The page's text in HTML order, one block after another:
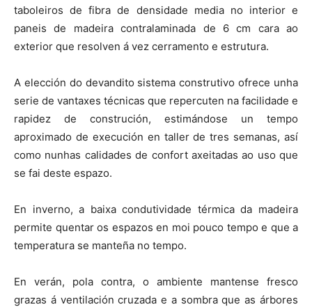
taboleiros de fibra de densidade media no interior e
paneis de madeira contralaminada de 6 cm cara ao
exterior que resolven á vez cerramento e estrutura.
A elección do devandito sistema construtivo ofrece unha
serie de vantaxes técnicas que repercuten na facilidade e
rapidez de construción, estimándose un tempo
aproximado de execución en taller de tres semanas, así
como nunhas calidades de confort axeitadas ao uso que
se fai deste espazo.
En inverno, a baixa condutividade térmica da madeira
permite quentar os espazos en moi pouco tempo e que a
temperatura se manteña no tempo.
En verán, pola contra, o ambiente mantense fresco
grazas á ventilación cruzada e a sombra que as árbores